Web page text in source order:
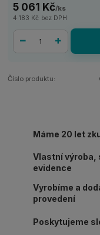
5 061 Kč/ks
4 183 Kč bez DPH
Číslo produktu:
Máme 20 let
Vlastní výroba,
evidence
Vyrobíme a
provedení
Poskytujeme